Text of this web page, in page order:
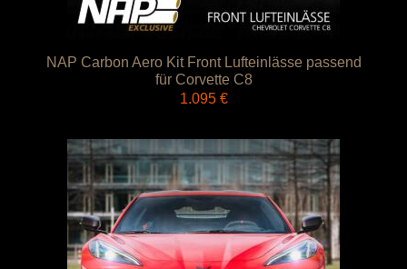
NAP Carbon Aero Kit Front Lufteinlässe passend
für Corvette C8
1.095 €